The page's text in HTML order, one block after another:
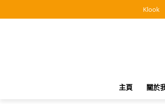
Klook
主頁 關於